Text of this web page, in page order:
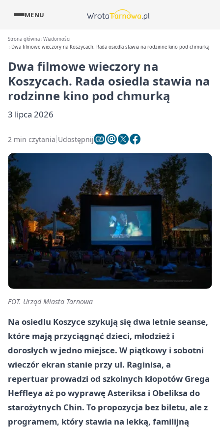
MENU
Strona główna Wiadomości
Dwa filmowe wieczory na Koszycach. Rada osiedla stawia na rodzinne kino pod chmurką
Dwa filmowe wieczory na
Koszycach. Rada osiedla stawia na
rodzinne kino pod chmurką
3 lipca 2026
2 min czytania Udostępnij
FOT. Urząd Miasta Tarnowa
Na osiedlu Koszyce szykują się dwa letnie seanse,
które mają przyciągnąć dzieci, młodzież i
dorosłych w jedno miejsce. W piątkowy i sobotni
wieczór ekran stanie przy ul. Raginisa, a
repertuar prowadzi od szkolnych kłopotów Grega
Heffleya aż po wyprawę Asteriksa i Obeliksa do
starożytnych Chin. To propozycja bez biletu, ale z
programem, który stawia na lekką, familijną